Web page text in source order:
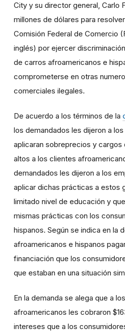
City y su director general, Carlo
millones de dólares para
Comisión Federal de Comercio
inglés) por ejercer
de carros afroamericanos e
comprometerse en otras
comerciales ilegales.
De acuerdo a los términos de la
los demandados les dijeron a
aplicaran sobreprecios y cargos
altos a los clientes
demandados les dijeron a los
aplicar dichas prácticas a estos
limitado nivel de educación y
mismas prácticas con los
hispanos. Según se indica en la
afroamericanos e hispanos
financiación que los
que estaban en una situación
En la demanda se alega que a
afroamericanos les cobraron
intereses que a los